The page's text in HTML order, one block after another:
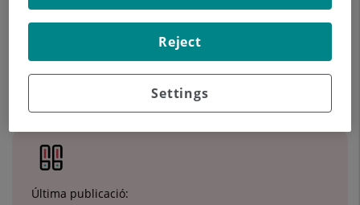
Última publicació:
Settings
Reject